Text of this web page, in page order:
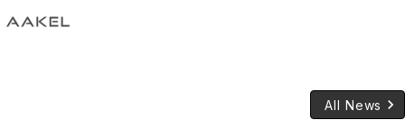
All News keyboard_arrow_right